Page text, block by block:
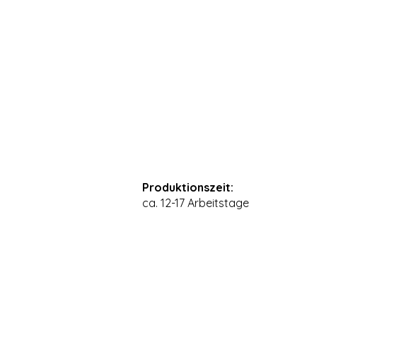
Produktionszeit:
ca. 12-17 Arbeitstage